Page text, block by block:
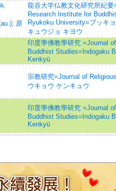
; 原
龍谷大学仏教文化研究所紀
Research Institute for
Ryukoku University=ブッキ
キュウジョ キヨウ
印度學佛教學研究 =Journal
Buddhist Studies=Indogaku
Kenkyū
宗教研究=Journal of
ウキョウ ケンキュウ
印度學佛教學研究 =Journal
Buddhist Studies=Indogaku
Kenkyū